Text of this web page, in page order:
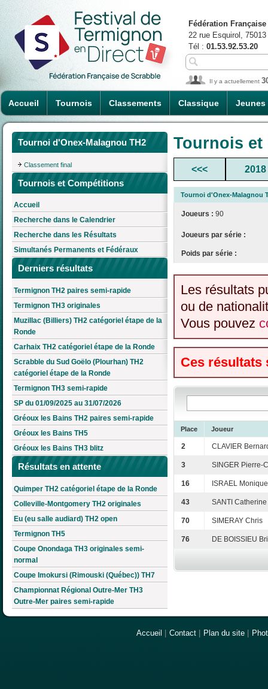
Accueil Tournois Classements Classique Jeunes
Fédération
22 rue Esquirol,
Tél : 01.53.92.53.20
Il y a actuellement
Tournoi d'Onex-Malagnou TH2
Classement final
Tournois et Compétitions
Accueil
Recherche dans le Calendrier
Recherche dans les Résultats
Simultanés Permanents et Fédéraux
Derniers résultats
Termignon TH2 paires semi-rapide
Termignon TH3 originales
Muzillac (Billiers) TH2 catégoriel étape de la
Ronde
Carhaix TH2 catégoriel étape de la Ronde
Scrabble du Sud Goëlo (Plourhan) TH2
catégoriel étape de la Ronde
Termignon TH3 semi-rapide
SP du 01/09/2025 au 31/07/2026
Gréoux les Bains TH2 paires semi-rapide
Gréoux les Bains TH5
Gréoux les Bains TH3 blitz
Résultats en attente
Quimper TH2 catégoriel étape de la Ronde
Colleville-Montgomery TH2 originales
Eu (eu salle audiard) TH2 open
Termignon TH5
Coupe Onondaga TH3 originales semi-
normal
Coupe Imokursi (Rimouski (Québec)) TH7
Championnat Régional Outre-Mer TH3
Outre-Mer paires semi-rapide
Tournois
<<< 2018
Tournoi d'Onex-Malagnou
Joueurs : 90
Joueurs par série :
Poids par série :
Les résultats
ou de
Vous pouvez
Ces résultats
Place Joueur
2 CLAVIER
3 SINGER Pierre-
16 ISRAEL Monique
43 SANTI Catherine
70 SIMERAY Chris
76 DE BOISSIEU
Accueil Contact Plan du site